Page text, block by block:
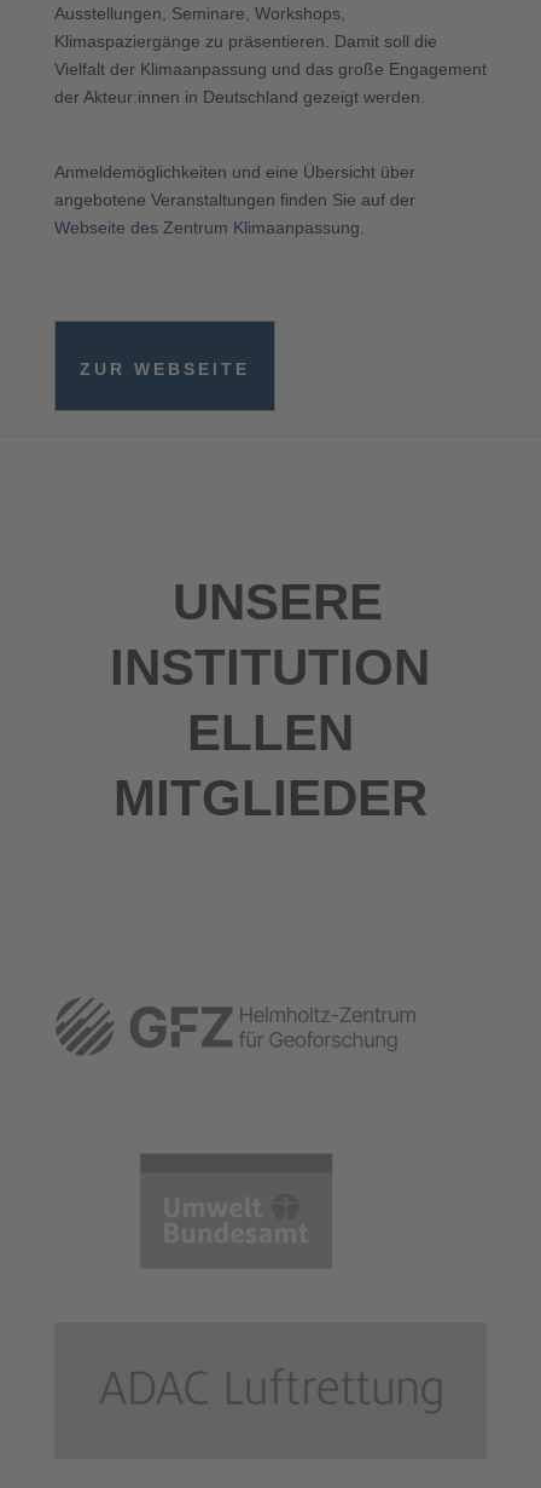
Ausstellungen, Seminare, Workshops,
Klimaspaziergänge zu präsentieren. Damit soll die
Vielfalt der Klimaanpassung und das große Engagement
der Akteur:innen in Deutschland gezeigt werden.
Anmeldemöglichkeiten und eine Übersicht über
angebotene Veranstaltungen finden Sie auf der
Webseite des Zentrum Klimaanpassung
ZUR WEBSEITE
UNSERE
INSTITUTION
ELLEN
MITGLIEDER